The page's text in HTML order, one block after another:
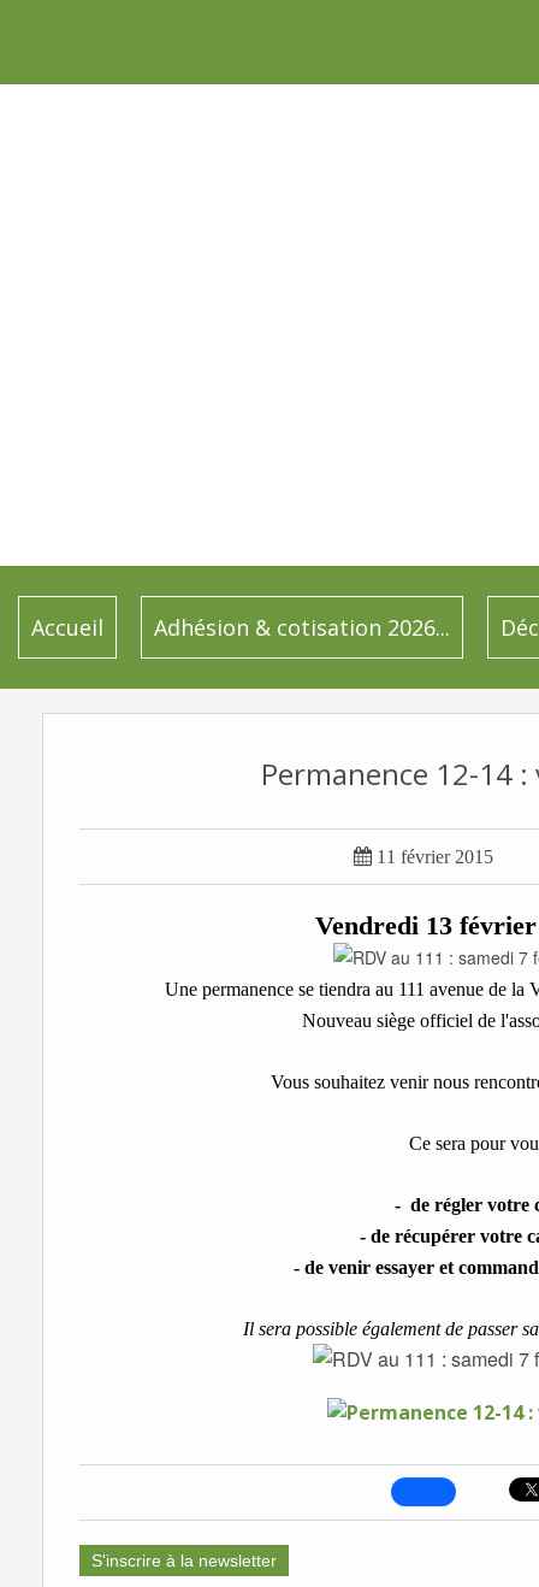
Accueil Adhésion & cotisation 2026...
Permanence 12-14
 11 février 2015
Vendredi 13
Une permanence se tiendra au 111 avenue de
Nouveau siège officiel de
Vous souhaitez venir nous
Ce sera pour
- de régler votre
- de récupérer votre
- de venir essayer et
Il sera possible également de passer
S'inscrire à la newsletter